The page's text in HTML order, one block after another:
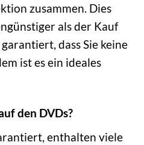
zusammen. Dies
als der Kauf
dass Sie keine
ist es ein ideales
den DVDs?
enthalten viele